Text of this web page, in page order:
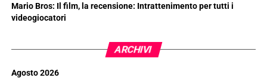
Mario Bros: Il film, la recensione: Intrattenimento per tutti i
videogiocatori
ARCHIVI
Agosto 2026